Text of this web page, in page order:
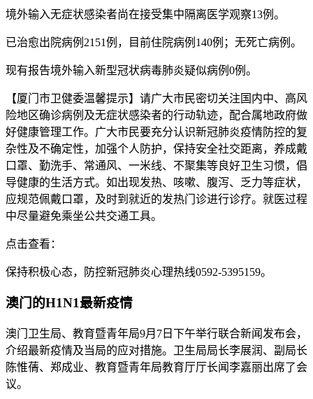
境外输入无症状感染者尚在接受集中隔离医学观察13例。
已治愈出院病例2151例，目前住院病例140例；无死亡病例。
现有报告境外输入新型冠状病毒肺炎疑似病例0例。
【厦门市卫健委温馨提示】请广大市民密切关注国内中、高风
险地区确诊病例及无症状感染者的行动轨迹，配合属地政府做
好健康管理工作。广大市民要充分认识新冠肺炎疫情防控的复
杂性及不确定性，加强个人防护，保持安全社交距离，养成戴
口罩、勤洗手、常通风、一米线、不聚集等良好卫生习惯，倡
导健康的生活方式。如出现发热、咳嗽、腹泻、乏力等症状，
应规范佩戴口罩，及时到就近的发热门诊进行诊疗。就医过程
中尽量避免乘坐公共交通工具。
点击查看：
保持积极心态，防控新冠肺炎心理热线0592-5395159。
澳门的H1N1最新疫情
澳门卫生局、教育暨青年局9月7日下午举行联合新闻发布会，
介绍最新疫情及当局的应对措施。卫生局局长李展润、副局长
陈惟蒨、郑成业、教育暨青年局教育厅厅长闻李嘉丽出席了会
议。